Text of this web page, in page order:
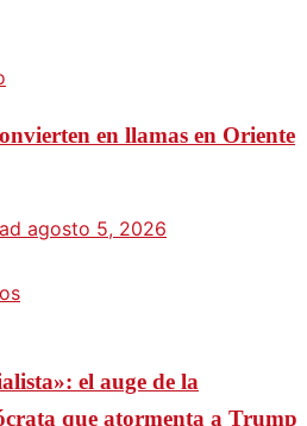
en llamas en Oriente
agosto 5, 2026
el auge de la
que atormenta a Trump